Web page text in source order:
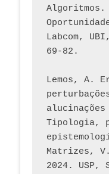
Algoritmos.
Labcom,
69-82.
Lemos, A.
Tipologia,
Matrizes,
2024. USP,